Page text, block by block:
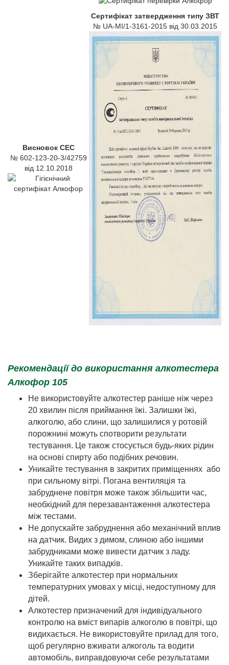
Висновок СЕС
№ 602-123-20-3/42759
від 12.10.2018
Сертифікат затвердження типу ЗВТ
№ UA-MI/1-3161-2015 від 30.03.2015
Рекомендації до використання алкотестера
Алкофор 105
Не використовуйте алкотестер раніше ніж через
20 хвилин після приймання їжі. Залишки їжі,
алкоголю, або слини, що залишилися у ротовій
порожнині можуть спотворити результати
тестування. Це також стосується будь-яких рідин
на основі спирту або подібних речовин.
Уникайте тестування в закритих приміщеннях або
при сильному вітрі. Погана вентиляція та
забруднене повітря може також збільшити час,
необхідний для перезавантаження алкотестера
між тестами.
Не допускайте забруднення або механічний вплив
на датчик. Видих з димом, слиною або іншими
забрудниками може вивести датчик з ладу.
Уникайте таких випадків.
Зберігайте алкотестер при нормальних
температурних умовах у місці, недоступному для
дітей.
Алкотестер призначений для індивідуального
контролю на вміст випарів алкоголю в повітрі, що
видихається. Не використовуйте прилад для того,
щоб регулярно вживати алкоголь та водити
автомобіль, виправдовуючи себе результатами